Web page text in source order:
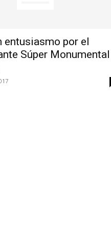
entusiasmo por el
Súper Monumental